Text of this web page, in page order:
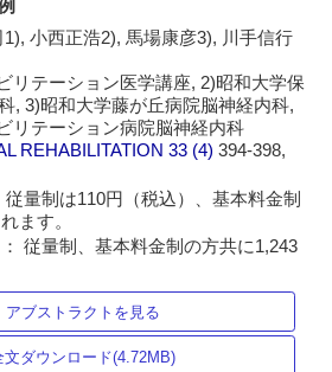
小西正浩2), 馬場康彦3), 川手信行
リテーション医学講座, 2)昭和大学保
, 3)昭和大学藤が丘病院脳神経内科,
リテーション病院脳神経内科
REHABILITATION 33 (4)394-398,
量制は110円（税込）、基本料金制
ます。
従量制、基本料金制の方共に1,243
アブストラクトを見る
文ダウンロード(4.72MB)